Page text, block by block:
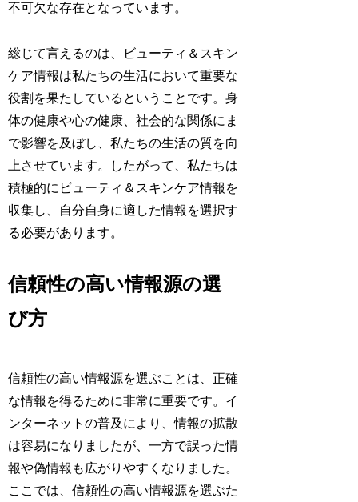
不可欠な存在となっています。
総じて言えるのは、ビューティ＆スキン
ケア情報は私たちの生活において重要な
役割を果たしているということです。身
体の健康や心の健康、社会的な関係にま
で影響を及ぼし、私たちの生活の質を向
上させています。したがって、私たちは
積極的にビューティ＆スキンケア情報を
収集し、自分自身に適した情報を選択す
る必要があります。
信頼性の高い情報源の選
び方
信頼性の高い情報源を選ぶことは、正確
な情報を得るために非常に重要です。イ
ンターネットの普及により、情報の拡散
は容易になりましたが、一方で誤った情
報や偽情報も広がりやすくなりました。
ここでは、信頼性の高い情報源を選ぶた